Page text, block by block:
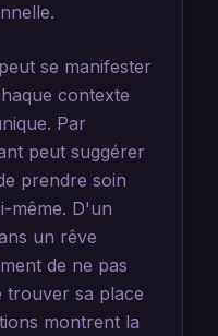
se manifester
contexte
Par
peut suggérer
prendre soin
même. D'un
un rêve
de ne pas
trouver sa place
montrent la